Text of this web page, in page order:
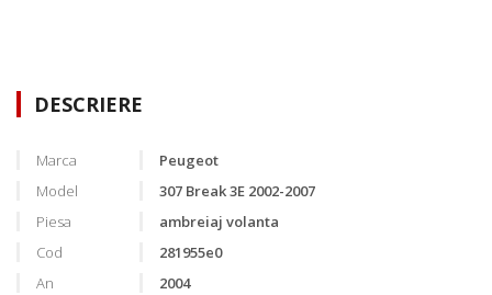
DESCRIERE
Marca
Peugeot
Model
307 Break 3E 2002-2007
Piesa
ambreiaj volanta
Cod
281955e0
An
2004